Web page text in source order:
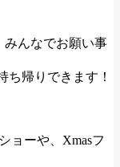
みんなでお願い事
ち帰りできます！
ョーや、Xmasフ